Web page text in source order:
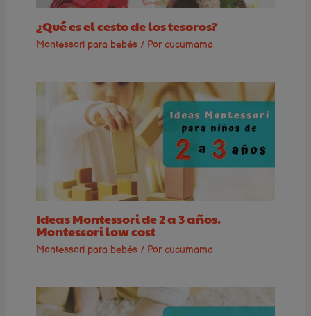
¿Qué es el cesto de los tesoros?
Montessori para bebés/ Por cucumama
Ideas Montessori de 2 a 3 años.
Montessori low cost
Montessori para bebés/ Por cucumama